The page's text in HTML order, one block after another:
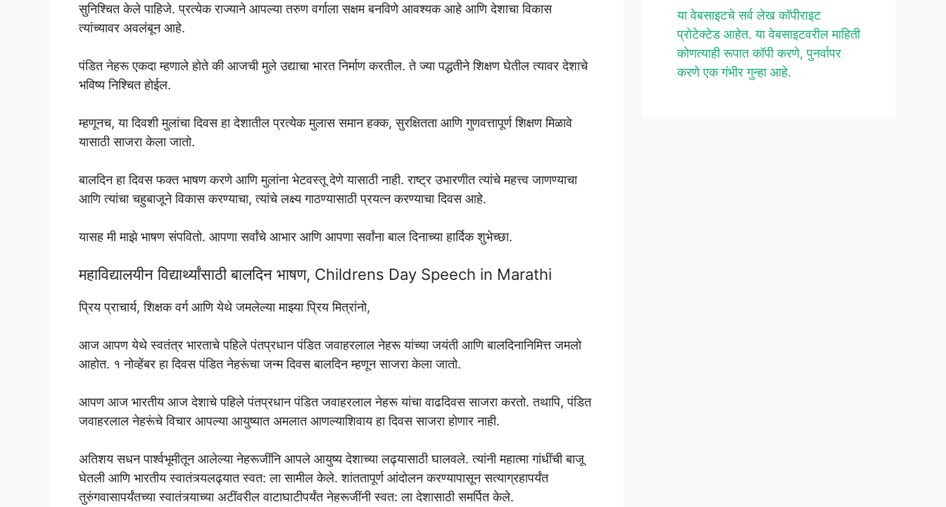
सुनिश्चित केले पाहिजे. प्रत्येक राज्याने आपल्या तरुण वर्गाला सक्षम बनविणे आवश्यक आहे आणि देशाचा विकास
त्यांच्यावर अवलंबून आहे.
पंडित नेहरू एकदा म्हणाले होते की आजची मुले उद्याचा भारत निर्माण करतील. ते ज्या पद्धतीने शिक्षण घेतील त्यावर देशाचे
भविष्य निश्चित होईल.
म्हणूनच, या दिवशी मुलांचा दिवस हा देशातील प्रत्येक मुलास समान हक्क, सुरक्षितता आणि गुणवत्तापूर्ण शिक्षण मिळावे
यासाठी साजरा केला जातो.
बालदिन हा दिवस फक्त भाषण करणे आणि मुलांना भेटवस्तू देणे यासाठी नाही. राष्ट्र उभारणीत त्यांचे महत्त्व जाणण्याचा
आणि त्यांचा चहुबाजूने विकास करण्याचा, त्यांचे लक्ष्य गाठण्यासाठी प्रयत्न करण्याचा दिवस आहे.
यासह मी माझे भाषण संपवितो. आपणा सर्वांचे आभार आणि आपणा सर्वांना बाल दिनाच्या हार्दिक शुभेच्छा.
महाविद्यालयीन विद्यार्थ्यांसाठी बालदिन भाषण, Childrens Day Speech in Marathi
प्रिय प्राचार्य, शिक्षक वर्ग आणि येथे जमलेल्या माझ्या प्रिय मित्रांनो,
आज आपण येथे स्वतंत्र भारताचे पहिले पंतप्रधान पंडित जवाहरलाल नेहरू यांच्या जयंती आणि बालदिनानिमित्त जमलो
आहोत. १ नोव्हेंबर हा दिवस पंडित नेहरूंचा जन्म दिवस बालदिन म्हणून साजरा केला जातो.
आपण आज भारतीय आज देशाचे पहिले पंतप्रधान पंडित जवाहरलाल नेहरू यांचा वाढदिवस साजरा करतो. तथापि, पंडित
जवाहरलाल नेहरूंचे विचार आपल्या आयुष्यात अमलात आणल्याशिवाय हा दिवस साजरा होणार नाही.
अतिशय सधन पार्श्वभूमीतून आलेल्या नेहरूजींनि आपले आयुष्य देशाच्या लढ्यासाठी घालवले. त्यांनी महात्मा गांधींची बाजू
घेतली आणि भारतीय स्वातंत्र्यलढ्यात स्वत: ला सामील केले. शांततापूर्ण आंदोलन करण्यापासून सत्याग्रहापर्यंत
तुरुंगवासापर्यंतच्या स्वातंत्र्याच्या अटींवरील वाटाघाटीपर्यंत नेहरूजींनी स्वत: ला देशासाठी समर्पित केले.
या वेबसाइटचे सर्व लेख कॉपीराइट
प्रोटेक्टेड आहेत. या वेबसाइटवरील माहिती
कोणत्याही रूपात कॉपी करणे, पुनर्वापर
करणे एक गंभीर गुन्हा आहे.